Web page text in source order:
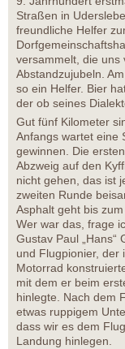
Straßen in
freundliche Helfer
versammelt, die uns
Abstandzujubeln.
so ein Helfer. Bier
der ob seines
Gut fünf Kilometer
Anfangs wartet eine
gewinnen. Die
Abzweig auf den
nicht gehen, das ist
zweiten Runde
Asphalt geht bis
Wer war das, frage
Gustav Paul
und Flugpionier, der
Motorrad
mit dem er beim
hinlegte. Nach dem
etwas ruppigem
dass wir es dem
Landung hinlegen.